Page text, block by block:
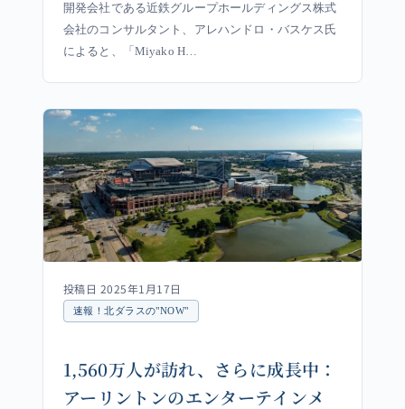
開発会社である近鉄グループホールディングス株式
会社のコンサルタント、アレハンドロ・バスケス氏
によると、「Miyako H…
投稿日 2025年1月17日
速報！北ダラスの"NOW"
1,560万人が訪れ、さらに成長中：
アーリントンのエンターテインメ